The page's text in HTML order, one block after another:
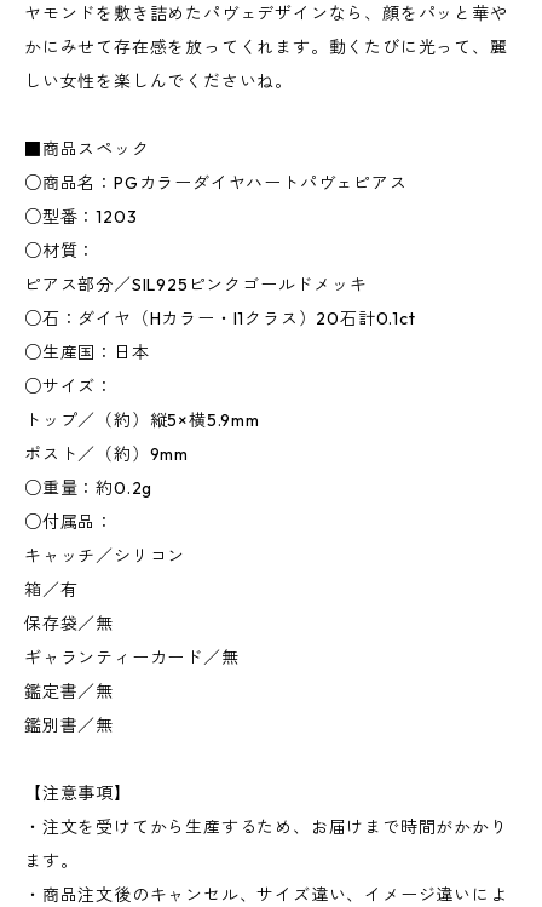
ヤモンドを敷き詰めたパヴェデザインなら、顔をパッと華や
かにみせて存在感を放ってくれます。動くたびに光って、麗
しい女性を楽しんでくださいね。
■商品スペック
○商品名：PGカラーダイヤハートパヴェピアス
○型番：1203
○材質：
ピアス部分／SIL925ピンクゴールドメッキ
○石：ダイヤ（Hカラー・I1クラス）20石計0.1ct
○生産国：日本
○サイズ：
トップ／（約）縦5×横5.9mm
ポスト／（約）9mm
○重量：約0.2g
○付属品：
キャッチ／シリコン
箱／有
保存袋／無
ギャランティーカード／無
鑑定書／無
鑑別書／無
【注意事項】
・注文を受けてから生産するため、お届けまで時間がかかり
ます。
・商品注文後のキャンセル、サイズ違い、イメージ違いによ